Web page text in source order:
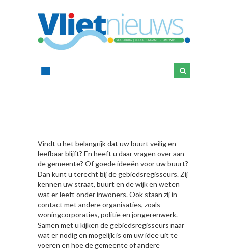
Vindt u het belangrijk dat uw buurt veilig en
leefbaar blijft? En heeft u daar vragen over aan
de gemeente? Of goede ideeën voor uw buurt?
Dan kunt u terecht bij de gebiedsregisseurs. Zij
kennen uw straat, buurt en de wijk en weten
wat er leeft onder inwoners. Ook staan zij in
contact met andere organisaties, zoals
woningcorporaties, politie en jongerenwerk.
Samen met u kijken de gebiedsregisseurs naar
wat er nodig en mogelijk is om uw idee uit te
voeren en hoe de gemeente of andere